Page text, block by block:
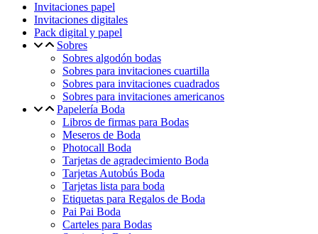
Invitaciones papel
Invitaciones digitales
Pack digital y papel
Sobres
Sobres algodón bodas
Sobres para invitaciones cuartilla
Sobres para invitaciones cuadrados
Sobres para invitaciones americanos
Papelería Boda
Libros de firmas para Bodas
Meseros de Boda
Photocall Boda
Tarjetas de agradecimiento Boda
Tarjetas Autobús Boda
Tarjetas lista para boda
Etiquetas para Regalos de Boda
Pai Pai Boda
Carteles para Bodas